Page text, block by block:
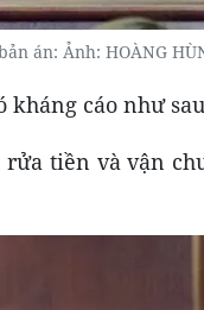
án: Ảnh: HOÀNG
kháng cáo như
tiền và vận